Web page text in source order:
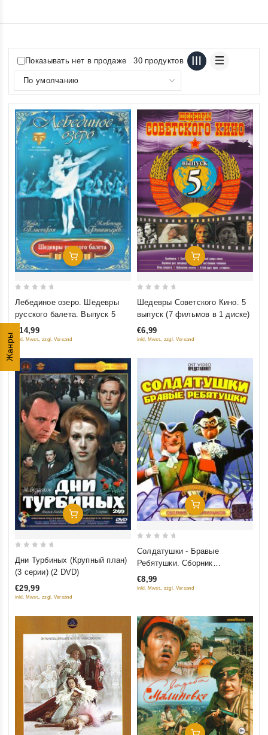
Жанры
Показывать нет в продаже 30 продуктов
Добавить В Корзину
Лебединое озеро. Шедевры
русского балета. Выпуск 5
€14,99
inkl. Mwst., zzgl. Versand
Добавить В Корзину
out
5
Шедевры Советского Кино. 5
выпуск (7 фильмов в 1 диске)
€6,99
inkl. Mwst., zzgl. Versand
Добавить В Корзину
out
5
Дни Турбиных (Крупный план)
(3 серии) (2 DVD)
€29,99
inkl. Mwst., zzgl. Versand
Добавить В Корзину
5
Солдатушки - Бравые
Ребятушки. Сборник
мультфильмов
€8,99
inkl. Mwst., zzgl. Versand
Добавить В Корзину